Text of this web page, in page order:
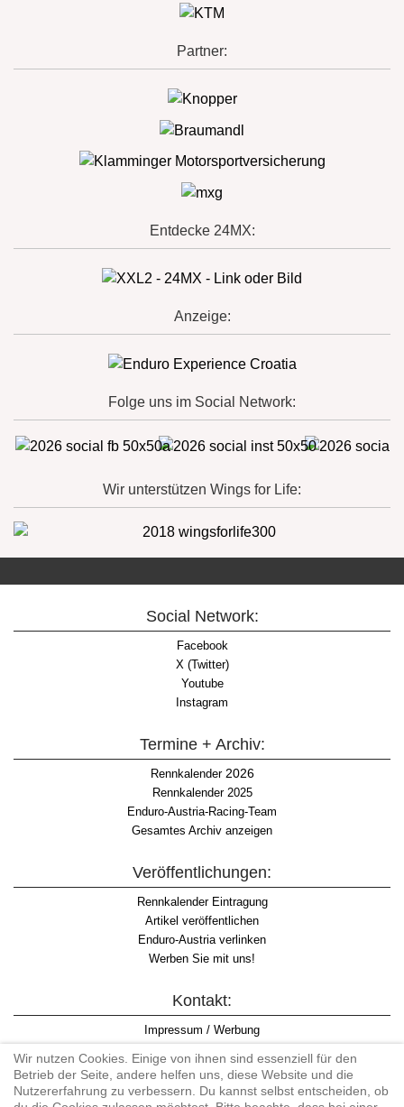
Partner:
Entdecke 24MX:
Anzeige:
Folge uns im Social Network:
Wir unterstützen Wings for Life:
Social Network:
Facebook
X (Twitter)
Youtube
Instagram
Termine + Archiv:
Rennkalender2026
Rennkalender 2025
Enduro-Austria-Racing-Team
Gesamtes Archiv anzeigen
Veröffentlichungen:
Rennkalender Eintragung
Artikel veröffentlichen
Enduro-Austria verlinken
Werben Sie mit uns!
Kontakt:
Impressum / Werbung
Informationspflicht WKO
AGB
Wir nutzen Cookies. Einige von ihnen sind essenziell für den
Betrieb der Seite, andere helfen uns, diese Website und die
Nutzererfahrung zu verbessern. Du kannst selbst entscheiden, ob